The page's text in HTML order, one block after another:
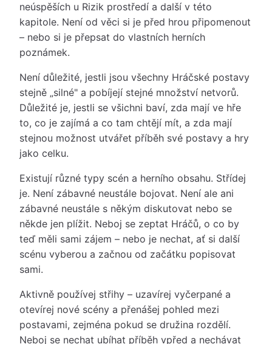
neúspěších u Rizik prostředí a další v této
kapitole. Není od věci si je před hrou připomenout
– nebo si je přepsat do vlastních herních
poznámek.
Není důležité, jestli jsou všechny Hráčské postavy
stejně „silné" a pobíjejí stejné množství netvorů.
Důležité je, jestli se všichni baví, zda mají ve hře
to, co je zajímá a co tam chtějí mít, a zda mají
stejnou možnost utvářet příběh své postavy a hry
jako celku.
Existují různé typy scén a herního obsahu. Střídej
je. Není zábavné neustále bojovat. Není ale ani
zábavné neustále s někým diskutovat nebo se
někde jen plížit. Neboj se zeptat Hráčů, o co by
teď měli sami zájem – nebo je nechat, ať si další
scénu vyberou a začnou od začátku popisovat
sami.
Aktivně používej střihy – uzavírej vyčerpané a
otevírej nové scény a přenášej pohled mezi
postavami, zejména pokud se družina rozdělí.
Neboj se nechat ubíhat příběh vpřed a nechávat